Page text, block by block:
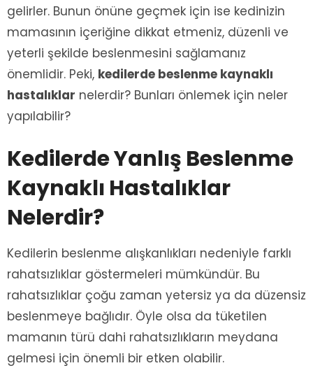
gelirler. Bunun önüne geçmek için ise kedinizin
mamasının içeriğine dikkat etmeniz, düzenli ve
yeterli şekilde beslenmesini sağlamanız
önemlidir. Peki, kedilerde beslenme kaynaklı
hastalıklar nelerdir? Bunları önlemek için neler
yapılabilir?
Kedilerde Yanlış Beslenme
Kaynaklı Hastalıklar
Nelerdir?
Kedilerin beslenme alışkanlıkları nedeniyle farklı
rahatsızlıklar göstermeleri mümkündür. Bu
rahatsızlıklar çoğu zaman yetersiz ya da düzensiz
beslenmeye bağlıdır. Öyle olsa da tüketilen
mamanın türü dahi rahatsızlıkların meydana
gelmesi için önemli bir etken olabilir.